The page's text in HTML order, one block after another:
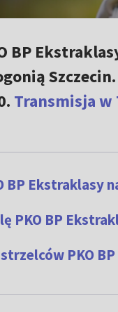
BP
Transmisja w
BP Ekstraklasy
PKO BP
PKO